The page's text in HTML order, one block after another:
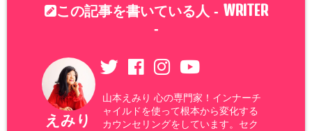
この記事を書いている人 - WRITER
-
えみり
山本えみり 心の専門家！インナーチ
ャイルドを使って根本から変化する
カウンセリングをしています。セク